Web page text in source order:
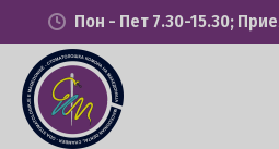
Пон - Пет 7.30-15.30;